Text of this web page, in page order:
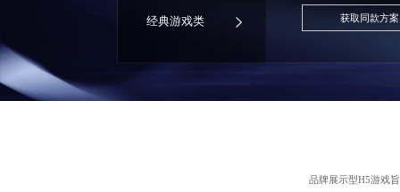
经典游戏类 获取同款方案
品牌展示型H5游戏